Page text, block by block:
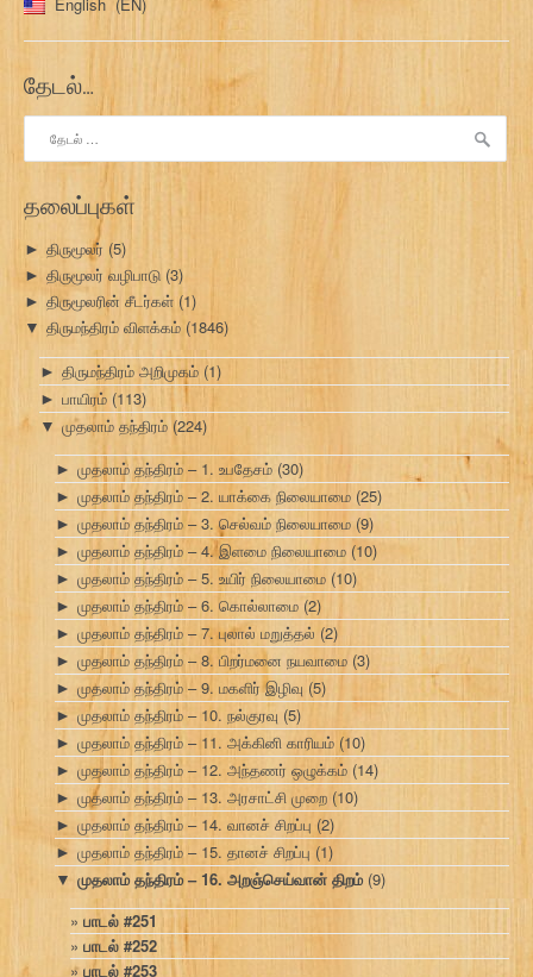
English
EN
தேடல்…
தேடு:
தலைப்புகள்
► திருமூலர் (5)
► திருமூலர் வழிபாடு (3)
► திருமூலரின் சீடர்கள் (1)
▼ திருமந்திரம் விளக்கம் (1846)
► திருமந்திரம் அறிமுகம் (1)
► பாயிரம் (113)
▼ முதலாம் தந்திரம் (224)
► முதலாம் தந்திரம் – 1. உபதேசம் (30)
► முதலாம் தந்திரம் – 2. யாக்கை நிலையாமை (25)
► முதலாம் தந்திரம் – 3. செல்வம் நிலையாமை (9)
► முதலாம் தந்திரம் – 4. இளமை நிலையாமை (10)
► முதலாம் தந்திரம் – 5. உயிர் நிலையாமை (10)
► முதலாம் தந்திரம் – 6. கொல்லாமை (2)
► முதலாம் தந்திரம் – 7. புலால் மறுத்தல் (2)
► முதலாம் தந்திரம் – 8. பிறர்மனை நயவாமை (3)
► முதலாம் தந்திரம் – 9. மகளிர் இழிவு (5)
► முதலாம் தந்திரம் – 10. நல்குரவு (5)
► முதலாம் தந்திரம் – 11. அக்கினி காரியம் (10)
► முதலாம் தந்திரம் – 12. அந்தணர் ஒழுக்கம் (14)
► முதலாம் தந்திரம் – 13. அரசாட்சி முறை (10)
► முதலாம் தந்திரம் – 14. வானச் சிறப்பு (2)
► முதலாம் தந்திரம் – 15. தானச் சிறப்பு (1)
▼ முதலாம் தந்திரம் – 16. அறஞ்செய்வான் திறம் (9)
பாடல் #251
பாடல் #252
பாடல் #253